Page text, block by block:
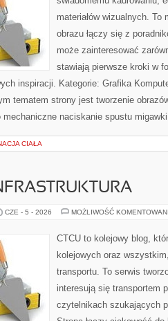
materiałów wizualnych.
obrazu łączy się z
może zainteresować
stawiają pierwsze kroki w
inspiracji. Kategorie: Grafika
tematem strony jest tworzenie
mechaniczne naciskanie spustu
CIAŁA
CZE - 5 - 2026 MOŻLIWOŚĆ
CTCU to kolejowy blog,
kolejowych oraz
transportu. To serwis
interesują się transportem
czytelnikach szukających